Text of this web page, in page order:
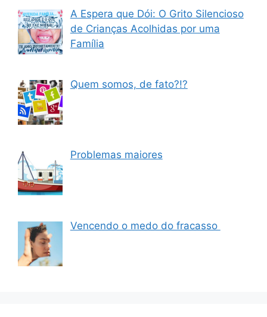
A Espera que Dói: O Grito Silencioso
de Crianças Acolhidas por uma
Família
Quem somos, de fato?!?
Problemas maiores
Vencendo o medo do fracasso